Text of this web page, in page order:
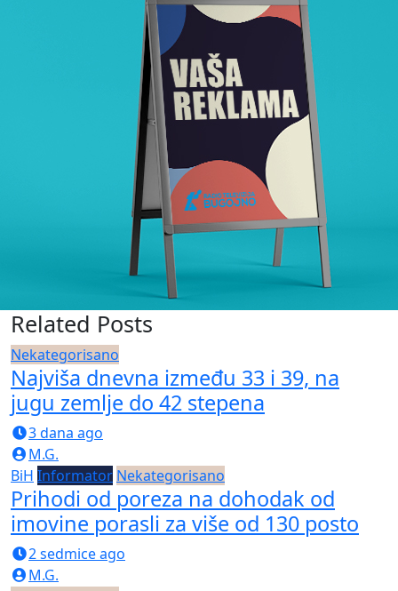
Related Posts
Nekategorisano
Najviša dnevna između 33 i 39, na
jugu zemlje do 42 stepena
3 dana ago
M.G.
BiH Informator Nekategorisano
Prihodi od poreza na dohodak od
imovine porasli za više od 130 posto
2 sedmice ago
M.G.